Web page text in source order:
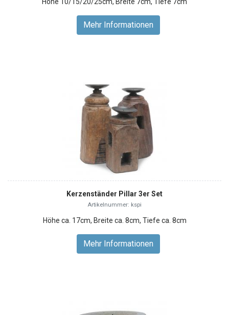
Mehr Informationen
Kerzenständer Pillar 3er Set
Artikelnummer: kspi
Höhe ca. 17cm, Breite ca. 8cm, Tiefe ca. 8cm
Mehr Informationen